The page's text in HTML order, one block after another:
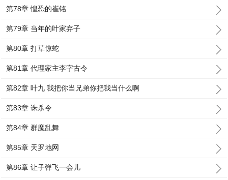
第78章 惶恐的崔铭
第79章 当年的叶家弃子
第80章 打草惊蛇
第81章 代理家主李字古令
第82章 叶九 我把你当兄弟你把我当什么啊
第83章 诛杀令
第84章 群魔乱舞
第85章 天罗地网
第86章 让子弹飞一会儿